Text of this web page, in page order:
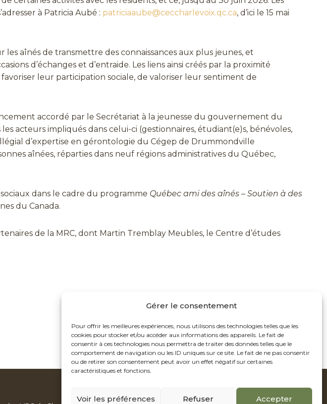
Gérer le consentement
Pour offrir les meilleures expériences, nous utilisons des technologies telles que les
cookies pour stocker et/ou accéder aux informations des appareils. Le fait de
consentir à ces technologies nous permettra de traiter des données telles que le
comportement de navigation ou les ID uniques sur ce site. Le fait de ne pas consentir
ou de retirer son consentement peut avoir un effet négatif sur certaines
caractéristiques et fonctions.
Accepter
Refuser
Voir les préférences
à Patricia Aubé : patriciaaube@ceccharlevoix.qc.ca, d’ici le 15 mai
aînés de transmettre des connaissances aux plus jeunes, et
d’échanges et d’entraide. Les liens ainsi créés par la proximité
leur participation sociale, de valoriser leur sentiment de
accordé par le Secrétariat à la jeunesse du gouvernement du
les acteurs impliqués dans celui-ci (gestionnaires, étudiant(e)s, bénévoles,
d’expertise en gérontologie du Cégep de Drummondville
aînées, réparties dans neuf régions administratives du Québec,
dans le cadre du programme Québec ami des aînés – Soutien à des
du Canada.
de la MRC, dont Martin Tremblay Meubles, le Centre d’études